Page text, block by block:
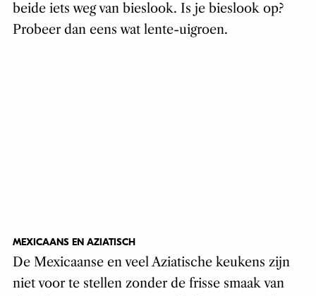
beide iets weg van bieslook. Is je bieslook op?
Probeer dan eens wat lente-uigroen.
MEXICAANS EN AZIATISCH
De Mexicaanse en veel Aziatische keukens zijn
niet voor te stellen zonder de frisse smaak van